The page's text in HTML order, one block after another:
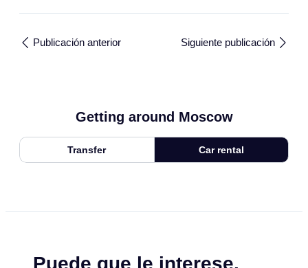
Publicación anterior Siguiente publicación
Getting around Moscow
Transfer Car rental
Puede que le interese.